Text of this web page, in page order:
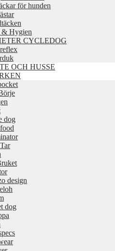
för hunden
& Hygien
CYCLEDOG
OCH HUSSE
dog
design
dog